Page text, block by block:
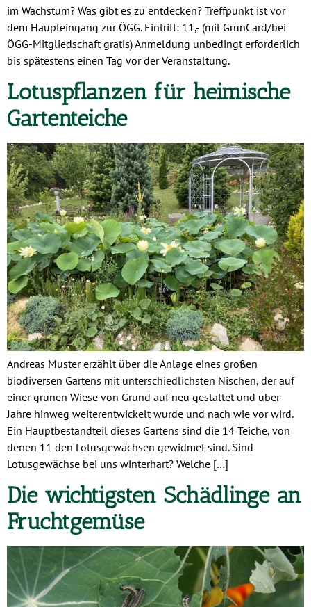
im Wachstum? Was gibt es zu entdecken? Treffpunkt ist vor
dem Haupteingang zur ÖGG. Eintritt: 11,- (mit GrünCard/bei
ÖGG-Mitgliedschaft gratis) Anmeldung unbedingt erforderlich
bis spätestens einen Tag vor der Veranstaltung.
Lotuspflanzen für heimische
Gartenteiche
Andreas Muster erzählt über die Anlage eines großen
biodiversen Gartens mit unterschiedlichsten Nischen, der auf
einer grünen Wiese von Grund auf neu gestaltet und über
Jahre hinweg weiterentwickelt wurde und nach wie vor wird.
Ein Hauptbestandteil dieses Gartens sind die 14 Teiche, von
denen 11 den Lotusgewächsen gewidmet sind. Sind
Lotusgewächse bei uns winterhart? Welche […]
Die wichtigsten Schädlinge an
Fruchtgemüse